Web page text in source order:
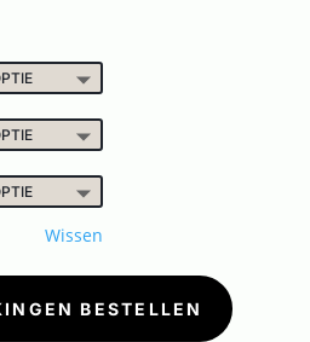
Wissen
BESTELLEN